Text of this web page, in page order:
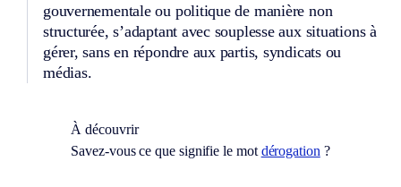
gouvernementale ou politique de manière non
structurée, s’adaptant avec souplesse aux situations à
gérer, sans en répondre aux partis, syndicats ou
médias.
À découvrir
Savez-vous ce que signifie le mot dérogation ?